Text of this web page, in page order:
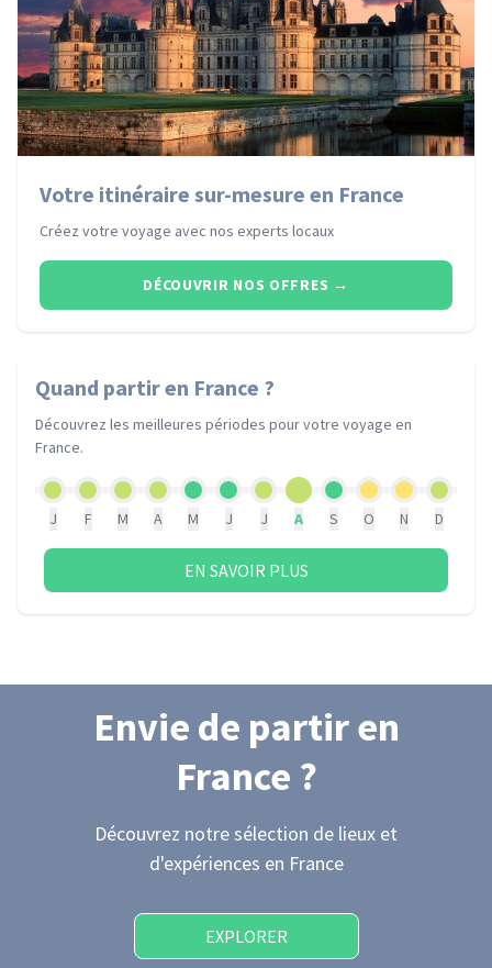
Votre itinéraire sur-mesure en France
Créez votre voyage avec nos experts locaux
DÉCOUVRIR NOS OFFRES →
Quand partiren France ?
Découvrez les meilleures périodes pour votre voyage en
France.
J F M A M J J A S O N D
EN SAVOIR PLUS
Envie de partiren
France ?
Découvrez notre sélection de lieux et
d'expériences en France
EXPLORER